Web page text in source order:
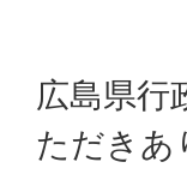
広島県行
ただきあ